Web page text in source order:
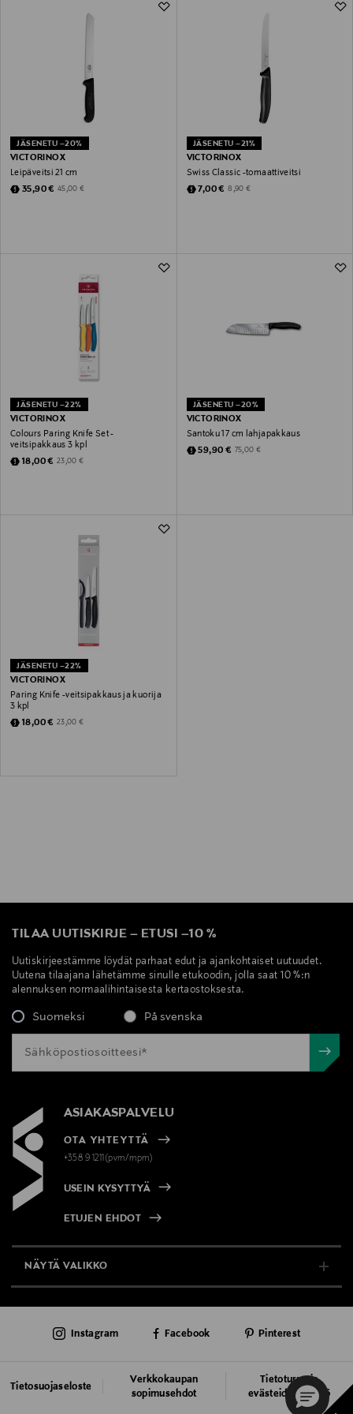
JÄSENETU –20%
VICTORINOX
Leipäveitsi 21 cm
Discounted Price
35,90 € Original Price
45,00 €
JÄSENETU –21%
VICTORINOX
Swiss Classic -tomaattiveitsi
Discounted Price
7,00 € Original Price
8,90 €
JÄSENETU –22%
VICTORINOX
Colours Paring Knife Set -
veitsipakkaus 3 kpl
Discounted Price
18,00 € Original Price
23,00 €
JÄSENETU –20%
VICTORINOX
Santoku 17 cm lahjapakkaus
Discounted Price
59,90 € Original Price
75,00 €
JÄSENETU –22%
VICTORINOX
Paring Knife -veitsipakkaus ja kuorija
3 kpl
Discounted Price
18,00 € Original Price
23,00 €
TILAA UUTISKIRJE – ETUSI –10 %
Uutiskirjeestämme löydät parhaat edut ja ajankohtaiset uutuudet.
Uutena tilaajana lähetämme sinulle etukoodin, jolla saat 10 %:n
alennuksen normaalihintaisesta kertaostoksesta.
Suomeksi På svenska
ASIAKASPALVELU
OTA YHTEYTTÄ
+358 9 1211(pvm/mpm)
USEIN KYSYTTYÄ
ETUJEN EHDOT
NÄYTÄ VALIKKO
AJANKOHTAISTA
Tietosuojaseloste
Verkkokaupan
sopimusehdot
Tietoturva ja
evästeiden käyttö
Instagram Facebook Pinterest